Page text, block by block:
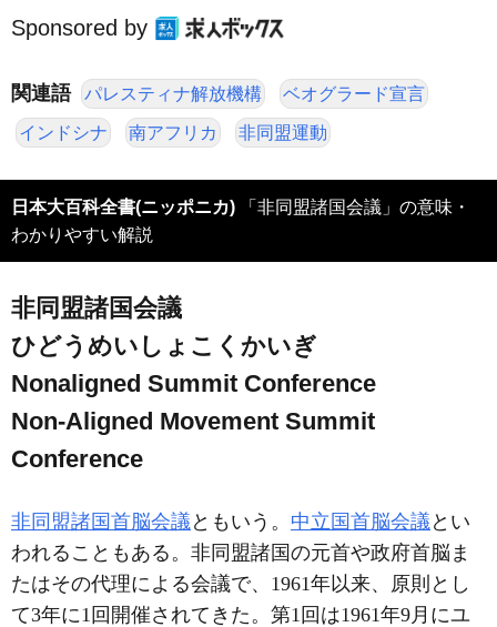
Sponsored by
関連語 パレスティナ解放機構 ベオグラード宣言
インドシナ 南アフリカ 非同盟運動
日本大百科全書(ニッポニカ) 「非同盟諸国会議」の意味・
わかりやすい解説
非同盟諸国会議
ひどうめいしょこくかいぎ
Nonaligned Summit Conference
Non-Aligned Movement Summit
Conference
非同盟諸国首脳会議 ともいう。 中立国首脳会議 とい
われることもある。非同盟諸国の元首や政府首脳ま
たはその代理による会議で、1961年以来、原則とし
て3年に1回開催されてきた。第1回は1961年9月にユ